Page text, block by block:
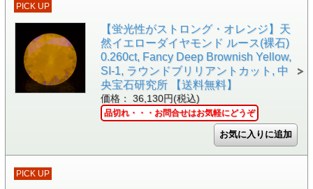
PICK UP
【蛍光性がストロング・オレンジ】天
然イエローダイヤモンド ルース(裸石)
0.260ct, Fancy Deep Brownish Yellow,
SI-1, ラウンドブリリアントカット, 中
央宝石研究所 【送料無料】
価格： 36,130円(税込)
品切れ・・・お問合せはお気軽にどうぞ
PICK UP